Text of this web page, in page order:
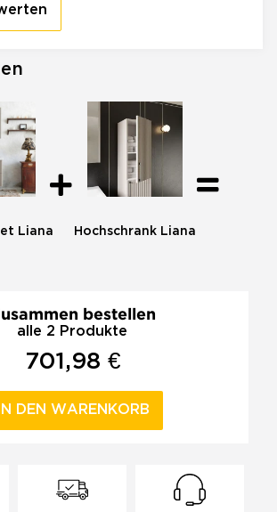
Liana
Hochschrank Liana
bestellen
alle 2 Produkte
701,98 €
IN DEN WARENKORB